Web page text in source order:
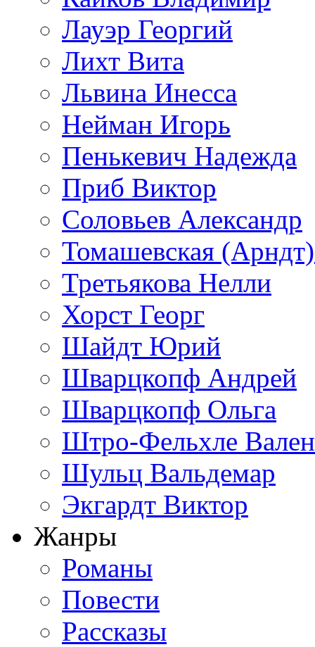
Лауэр Георгий
Лихт Вита
Львина Инесса
Нейман Игорь
Пенькевич Надежда
Приб Виктор
Соловьев Александр
Томашевская
Третьякова Нелли
Хорст Георг
Шайдт Юрий
Шварцкопф Андрей
Шварцкопф Ольга
Штро-Фельхле
Шульц Вальдемар
Экгардт Виктор
Жанры
Романы
Повести
Рассказы